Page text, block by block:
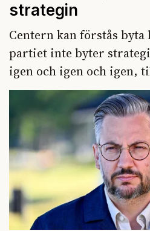
strategin
Centern kan förstås byta
partiet inte byter
igen och igen och igen,